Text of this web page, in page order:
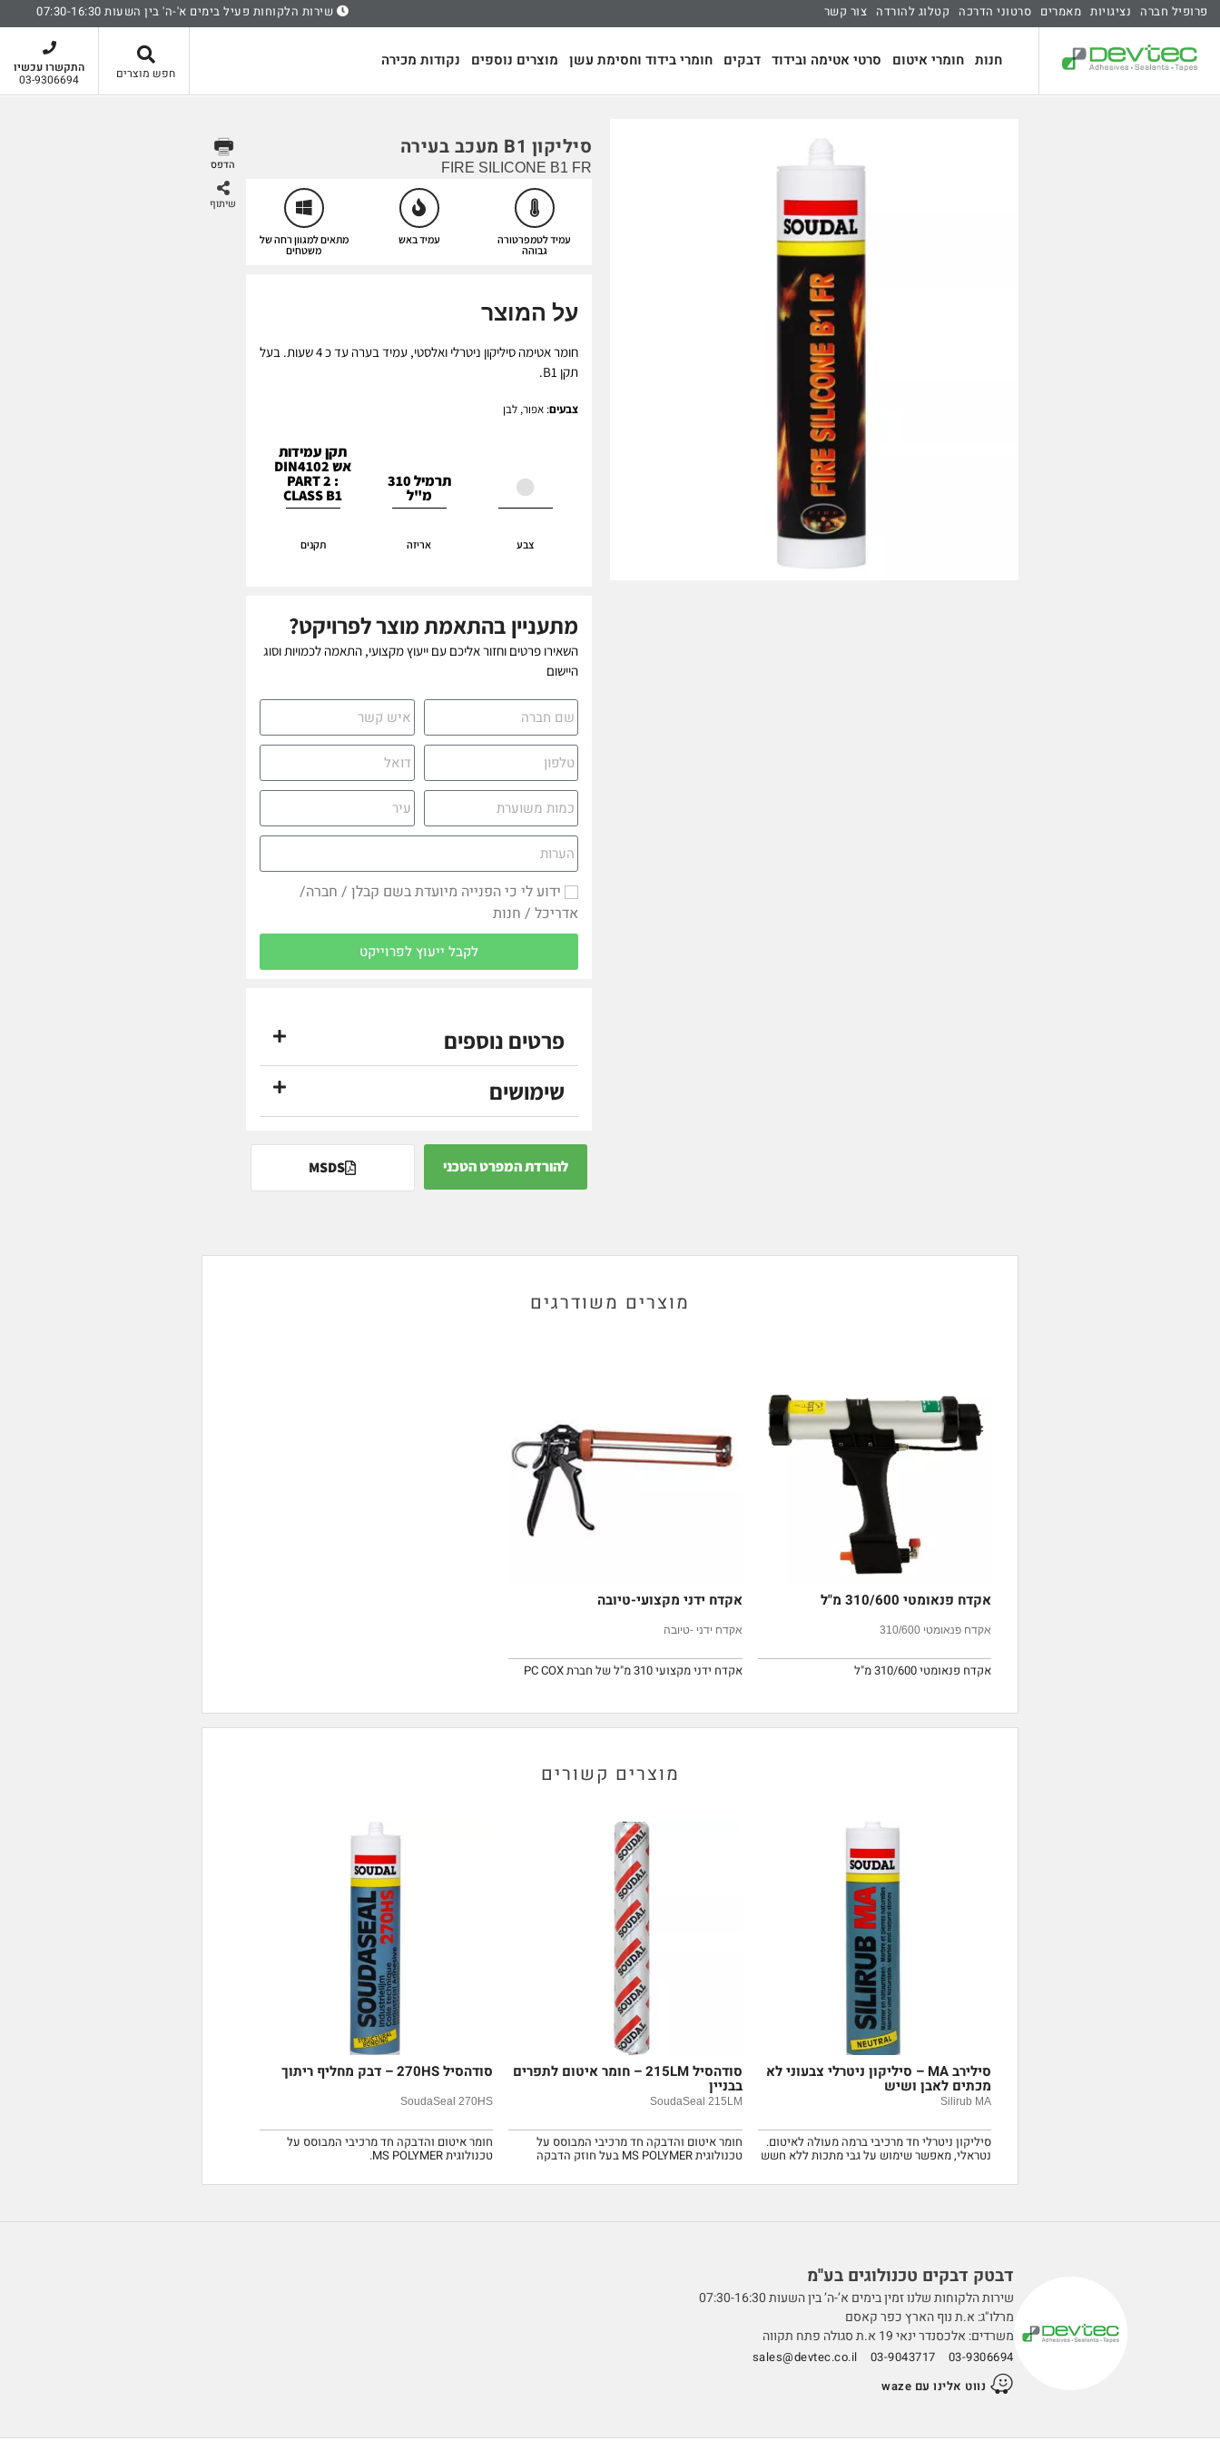
פרופיל חברה נציגויות מאמרים סרטוני הדרכה קטלוג להורדה צור קשר שירות הלקוחות פעיל בימים א'-ה' בין השעות 07:30-16:30
חנות חומרי איטום סרטי אטימה ובידוד דבקים חומרי בידוד וחסימת עשן מוצרים נוספים נקודות מכירה
חפש מוצרים התקשרו עכשיו
03-9306694
שיתוף
סיליקון B1 מעכב בעירה
הדפס FIRE SILICONE B1 FR
עמיד לטמפרטורה
גבוהה
עמיד באש
מתאים למגוון רחה של
משטחים
על המוצר
חומר אטימה סיליקון ניטרלי ואלסטי, עמיד בערה עד כ 4 שעות. בעל
תקן B1.
צבעים: אפור, לבן
צבע
תרמיל 310
מ"ל
אריזה
תקן עמידות
אש DIN4102
PART 2 :
CLASS B1
תקנים
מתעניין בהתאמת מוצר לפרויקט?
השאירו פרטים וחזור אליכם עם ייעוץ מקצועי, התאמה לכמויות וסוג
היישום
ידוע לי כי הפנייה מיועדת בשם קבלן / חברה/
אדריכל / חנות
לקבל ייעוץ לפרוייקט
פרטים נוספים
שימושים
להורדת המפרט הטכני MSDS
מוצרים משודרגים
אקדח פנאומטי 310/600 מ"ל
אקדח פנאומטי 310/600
אקדח פנאומטי 310/600 מ"ל
אקדח ידני מקצועי-טיובה
אקדח ידני -טיובה
אקדח ידני מקצועי 310 מ"ל של חברת PC COX
מוצרים קשורים
סילירב MA – סיליקון ניטרלי צבעוני לא
מכתים לאבן ושיש
Silirub MA
סיליקון ניטרלי חד מרכיבי ברמה מעולה לאיטום.
נטראלי, מאפשר שימוש על גבי מתכות ללא חשש
סודהסיל 215LM – חומר איטום לתפרים
בבניין
SoudaSeal 215LM
חומר איטום והדבקה חד מרכיבי המבוסס על
טכנולוגית MS POLYMER בעל חוזק הדבקה
סודהסיל 270HS – דבק מחליף ריתוך
SoudaSeal 270HS
חומר איטום והדבקה חד מרכיבי המבוסס על
טכנולוגית MS POLYMER.
דבטק דבקים טכנולוגים בע''מ
שירות הלקוחות שלנו זמין בימים א’-ה’ בין השעות 07:30-16:30
מרלו"ג: א.ת נוף הארץ כפר קאסם
משרדים: אלכסנדר ינאי 19 א.ת סגולה פתח תקווה
03-9306694
03-9043717
sales@devtec.co.il
נווט אלינו עם waze
סל קניות